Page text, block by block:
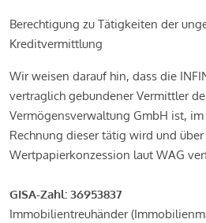
Berechtigung zu Tätigkeiten der
Kreditvermittlung
Wir weisen darauf hin, dass die
vertraglich gebundener Vermittler der
Vermögensverwaltung GmbH ist,
Rechnung dieser tätig wird und
Wertpapierkonzession laut WAG
GISA-Zahl: 36953837
Immobilientreuhänder